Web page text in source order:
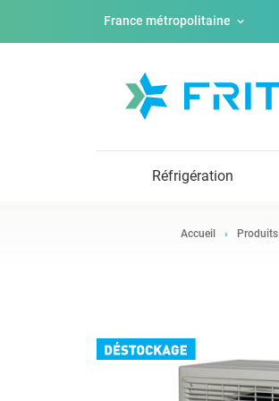
France métropolitaine
Réfrigération
Accueil Produits